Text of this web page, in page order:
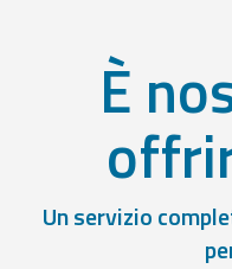
È
Un servizio